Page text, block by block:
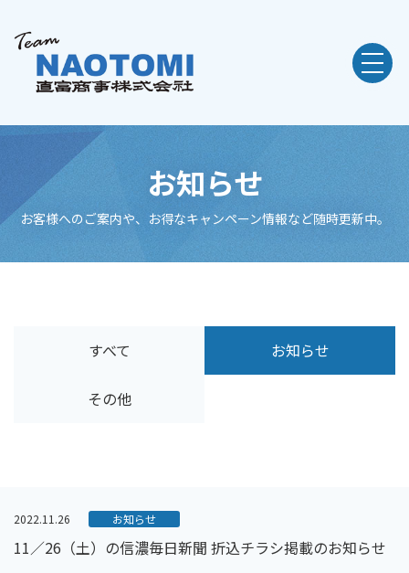
お知らせ
お客様へのご案内や、お得なキャンペーン情報など随時更新中。
すべて お知らせ
その他
2022.11.26 お知らせ
11／26（土）の信濃毎日新聞 折込チラシ掲載のお知らせ